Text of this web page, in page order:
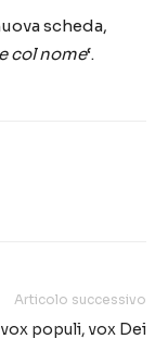
scheda,
col nome‘.
Articolo successivo
populi, vox Dei